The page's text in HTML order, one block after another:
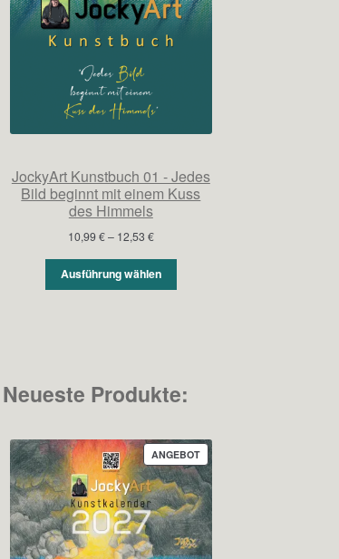
JockyArt Kunstbuch 01 - Jedes
Bild beginnt mit einem Kuss
des Himmels
10,99€– 12,53 €Preisspanne:
bis
12,53 €
Ausführung wählen
Neueste Produkte:
ANGEBOTPRODUKT
IM
ANGEBOT